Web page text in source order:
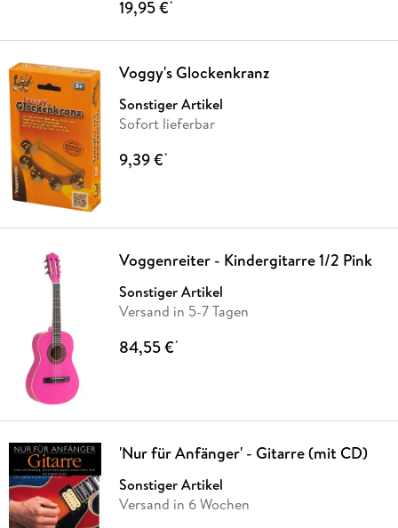
19,95 €*
Voggy's Glockenkranz
Sonstiger Artikel
Sofort lieferbar
9,39 €*
Voggenreiter - Kindergitarre 1/2 Pink
Sonstiger Artikel
Versand in 5-7 Tagen
84,55 €*
'Nur für Anfänger' - Gitarre (mit CD)
Sonstiger Artikel
Versand in 6 Wochen